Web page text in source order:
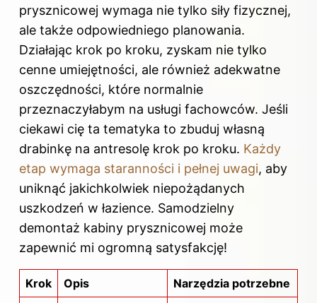
prysznicowej wymaga nie tylko siły fizycznej,
ale także odpowiedniego planowania.
Działając krok po kroku, zyskam nie tylko
cenne umiejętności, ale również adekwatne
oszczędności, które normalnie
przeznaczyłabym na usługi fachowców. Jeśli
ciekawi cię ta tematyka to zbuduj własną
drabinkę na antresolę krok po kroku. Każdy
etap wymaga staranności i pełnej uwagi, aby
uniknąć jakichkolwiek niepożądanych
uszkodzeń w łazience. Samodzielny
demontaż kabiny prysznicowej może
zapewnić mi ogromną satysfakcję!
Krok Opis Narzędzia potrzebne